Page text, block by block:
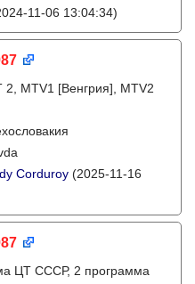
11-06 13:04:34)
2, MTV1 [Венгрия], MTV2
Corduroy (2025-11-16
ЦТ СССР, 2 программа